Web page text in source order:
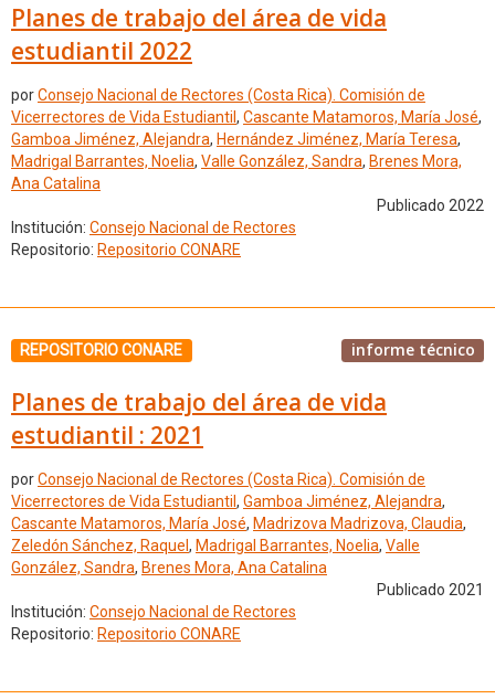
Planes de trabajo del área de vida
estudiantil 2022
porConsejo Nacional de Rectores (Costa Rica). Comisión de
Vicerrectores de Vida Estudiantil , Cascante Matamoros, María José,
Gamboa Jiménez, Alejandra, Hernández Jiménez, María Teresa,
Madrigal Barrantes, Noelia, Valle González, Sandra, Brenes Mora,
Ana Catalina
Publicado 2022
Institución: Consejo Nacional de Rectores
Repositorio: Repositorio CONARE
REPOSITORIO CONARE informe técnico
Planes de trabajo del área de vida
estudiantil : 2021
porConsejo Nacional de Rectores (Costa Rica). Comisión de
Vicerrectores de Vida Estudiantil , Gamboa Jiménez, Alejandra,
Cascante Matamoros, María José, Madrizova Madrizova, Claudia,
Zeledón Sánchez, Raquel , Madrigal Barrantes, Noelia, Valle
González, Sandra, Brenes Mora, Ana Catalina
Publicado 2021
Institución: Consejo Nacional de Rectores
Repositorio: Repositorio CONARE